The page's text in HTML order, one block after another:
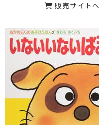
販売サイトへ